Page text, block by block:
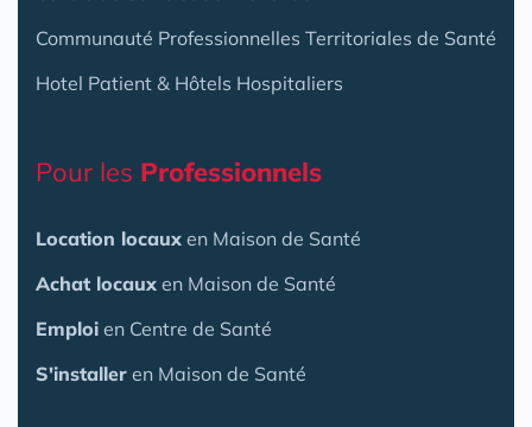
Communauté Professionnelles Territoriales de Santé
Hotel Patient & Hôtels Hospitaliers
Pour les Professionnels
Location locaux en Maison de Santé
Achat locaux en Maison de Santé
Emploi en Centre de Santé
S'installer en Maison de Santé